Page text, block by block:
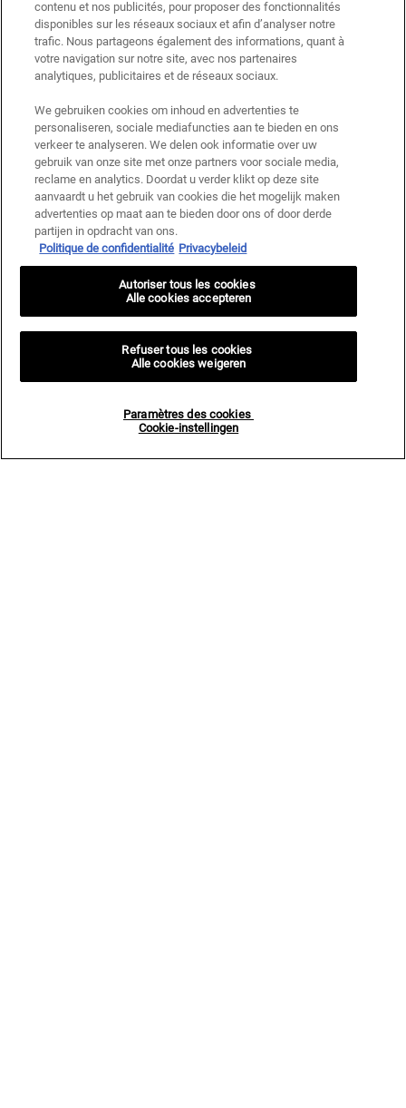
contenu et nos publicités, pour proposer des fonctionnalités
disponibles sur les réseaux sociaux et afin d’analyser notre
trafic. Nous partageons également des informations, quant à
votre navigation sur notre site, avec nos partenaires
analytiques, publicitaires et de réseaux sociaux.
We gebruiken cookies om inhoud en advertenties te
personaliseren, sociale mediafuncties aan te bieden en ons
verkeer te analyseren. We delen ook informatie over uw
gebruik van onze site met onze partners voor sociale media,
reclame en analytics. Doordat u verder klikt op deze site
aanvaardt u het gebruik van cookies die het mogelijk maken
advertenties op maat aan te bieden door ons of door derde
partijen in opdracht van ons.
Politique de confidentialité Privacybeleid
Paramètres des cookies
Cookie-instellingen
Refuser tous les cookies
Alle cookies weigeren
Autoriser tous les cookies
Alle cookies accepteren